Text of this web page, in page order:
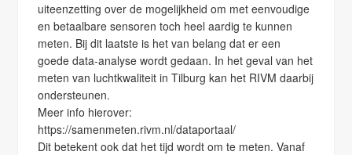
uiteenzetting over de mogelijkheid om met eenvoudige
en betaalbare sensoren toch heel aardig te kunnen
meten. Bij dit laatste is het van belang dat er een
goede data-analyse wordt gedaan. In het geval van het
meten van luchtkwaliteit in Tilburg kan het RIVM daarbij
ondersteunen.
Meer info hierover:
https://samenmeten.rivm.nl/dataportaal/
Dit betekent ook dat het tijd wordt om te meten. Vanaf